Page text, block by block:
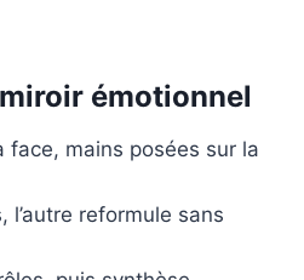
émotionnel
face, mains posées sur la
l’autre reformule sans